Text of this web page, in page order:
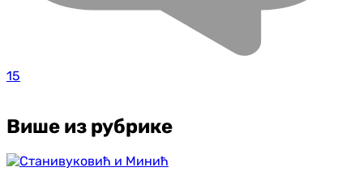
15
Више из рубрике